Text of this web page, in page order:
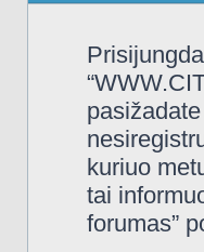
kuriuo
tai
forumas”